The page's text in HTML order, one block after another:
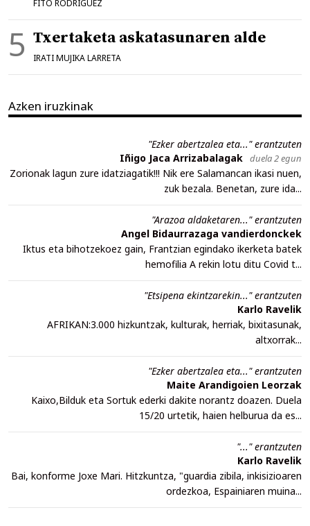
FITO RODRIGUEZ
Txertaketa askatasunaren alde
IRATI MUJIKA LARRETA
Azken iruzkinak
"Ezker abertzalea eta..." erantzuten
Iñigo Jaca Arrizabalagak duela 2 egun
Zorionak lagun zure idatziagatik!!! Nik ere Salamancan ikasi nuen,
zuk bezala. Benetan, zure ida...
"Arazoa aldaketaren..." erantzuten
Angel Bidaurrazaga vandierdonckek
Iktus eta bihotzekoez gain, Frantzian egindako ikerketa batek
hemofilia A rekin lotu ditu Covid t...
"Etsipena ekintzarekin..." erantzuten
Karlo Ravelik
AFRIKAN:3.000 hizkuntzak, kulturak, herriak, bixitasunak,
altxorrak...
"Ezker abertzalea eta..." erantzuten
Maite Arandigoien Leorzak
Kaixo,Bilduk eta Sortuk ederki dakite norantz doazen. Duela
15/20 urtetik, haien helburua da es...
"..." erantzuten
Karlo Ravelik
Bai, konforme Joxe Mari. Hitzkuntza, "guardia zibila, inkisizioaren
ordezkoa, Espainiaren muina...